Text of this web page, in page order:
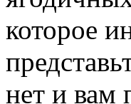
которое
нет и вам